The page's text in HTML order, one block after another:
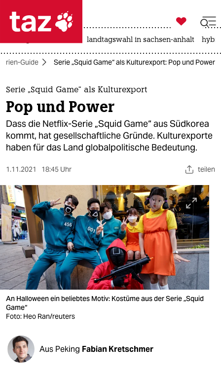
 taz zahl ich
taz zahl ich
themen
politik
öko
sport
berlin
nord
wahrheit
verlag
verlag
shop
fragen & hilfe

taz zahl ich
landtagswahl in sachsen-anhalt
Guide Serie „Squid Game“ als Kulturexport: Pop und Power
Serie „Squid Game“ als Kulturexport
Pop und Power
Dass die Netflix-Serie „Squid Game“ aus Südkorea
kommt, hat gesellschaftliche Gründe. Kulturexporte
haben für das Land globalpolitische Bedeutung.
1.11.2021 18:45 Uhr teilen
An Halloween ein beliebtes Motiv: Kostüme aus der Serie „Squid
Game“
Foto: Heo Ran/reuters
Aus Peking Fabian Kretschmer